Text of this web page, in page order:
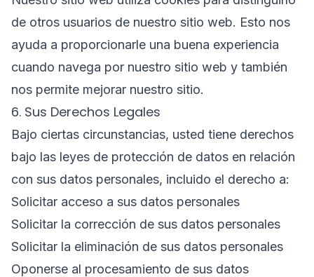
de otros usuarios de nuestro sitio web. Esto nos
ayuda a proporcionarle una buena experiencia
cuando navega por nuestro sitio web y también
nos permite mejorar nuestro sitio.
6. Sus Derechos Legales
Bajo ciertas circunstancias, usted tiene derechos
bajo las leyes de protección de datos en relación
con sus datos personales, incluido el derecho a:
Solicitar acceso a sus datos personales
Solicitar la corrección de sus datos personales
Solicitar la eliminación de sus datos personales
Oponerse al procesamiento de sus datos